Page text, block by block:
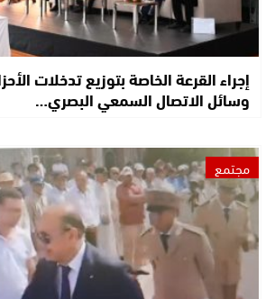
إجراء القرعة الخاصة بتوزيع تدخلات
وسائل الاتصال السمعي البصري…
مجتمع